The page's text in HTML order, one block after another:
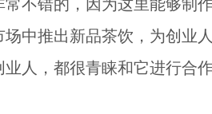
不错的，因为这里能够制
场中推出新品茶饮，为创业
人，都很青睐和它进行合